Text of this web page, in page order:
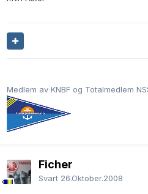
Medlem av KNBF og Totalmedlem
Ficher
Svart 26.Oktober.2008